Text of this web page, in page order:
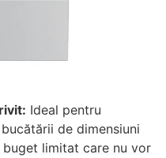
Ideal pentru
de dimensiuni
limitat care nu vor